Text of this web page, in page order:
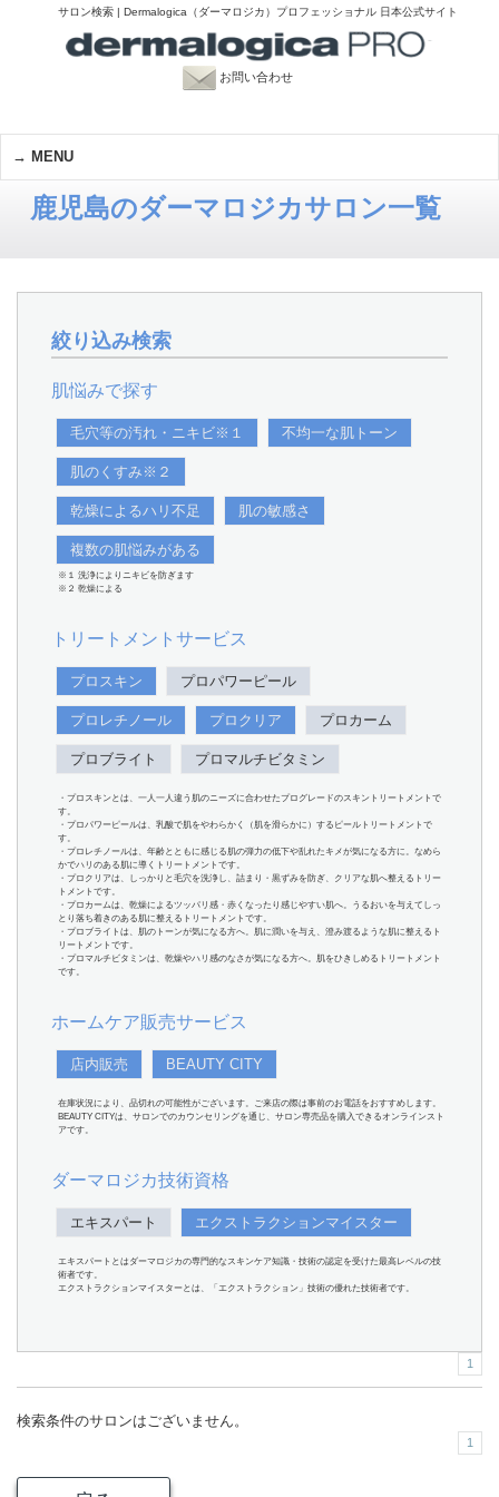
サロン検索 | Dermalogica（ダーマロジカ）プロフェッショナル 日本公式サイト
お問い合わせ
MENU
鹿児島のダーマロジカサロン一覧
絞り込み検索
肌悩みで探す
毛穴等の汚れ・ニキビ※１ 不均一な肌トーン
肌のくすみ※２
乾燥によるハリ不足 肌の敏感さ
複数の肌悩みがある
※１ 洗浄によりニキビを防ぎます
※２ 乾燥による
トリートメントサービス
プロスキン プロパワーピール
プロレチノール プロクリア プロカーム
プロブライト プロマルチビタミン
・プロスキンとは、一人一人違う肌のニーズに合わせたプログレードのスキントリートメントで
す。
・プロパワーピールは、乳酸で肌をやわらかく（肌を滑らかに）するピールトリートメントで
す。
・プロレチノールは、年齢とともに感じる肌の弾力の低下や乱れたキメが気になる方に。なめら
かでハリのある肌に導くトリートメントです。
・プロクリアは、しっかりと毛穴を洗浄し、詰まり・黒ずみを防ぎ、クリアな肌へ整えるトリー
トメントです。
・プロカームは、乾燥によるツッパリ感・赤くなったり感じやすい肌へ。うるおいを与えてしっ
とり落ち着きのある肌に整えるトリートメントです。
・プロブライトは、肌のトーンが気になる方へ。肌に潤いを与え、澄み渡るような肌に整えるト
リートメントです。
・プロマルチビタミンは、乾燥やハリ感のなさが気になる方へ。肌をひきしめるトリートメント
です。
ホームケア販売サービス
店内販売 BEAUTY CITY
在庫状況により、品切れの可能性がございます。ご来店の際は事前のお電話をおすすめします。
BEAUTY CITYは、サロンでのカウンセリングを通じ、サロン専売品を購入できるオンラインスト
アです。
ダーマロジカ技術資格
エキスパート エクストラクションマイスター
エキスパートとはダーマロジカの専門的なスキンケア知識・技術の認定を受けた最高レベルの技
術者です。
エクストラクションマイスターとは、「エクストラクション」技術の優れた技術者です。
1
検索条件のサロンはございません。
1